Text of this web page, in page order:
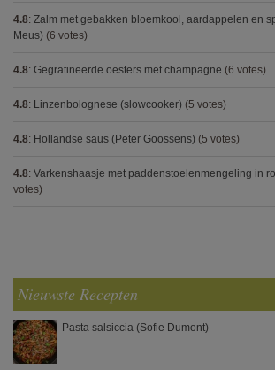
4.8: Zalm met gebakken bloemkool, aardappelen en
Meus) (6 votes)
4.8: Gegratineerde oesters met champagne (6 votes)
4.8: Linzenbolognese (slowcooker) (5 votes)
4.8: Hollandse saus (Peter Goossens) (5 votes)
4.8: Varkenshaasje met paddenstoelenmengeling in
votes)
Nieuwste Recepten
Pasta salsiccia (Sofie Dumont)